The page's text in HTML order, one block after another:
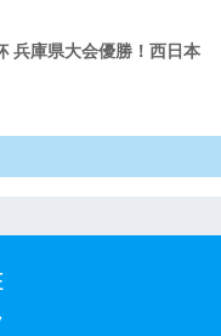
兵庫県大会優勝！西日本